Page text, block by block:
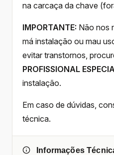
na carcaça da chave
IMPORTANTE: Não nos
má instalação ou mau
evitar transtornos,
PROFISSIONAL
instalação.
Em caso de dúvidas,
técnica.
Informações